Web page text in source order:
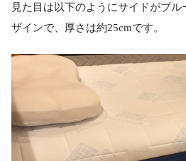
見た目は以下のようにサイドがブ
ザインで、厚さは約25cmです。